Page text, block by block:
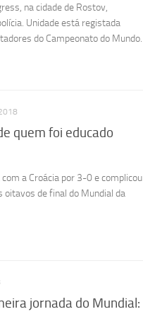
na cidade de Rostov,
Unidade está registada
do Campeonato do Mundo.
quem foi educado
a Croácia por 3-0 e complicou
oitavos de final do Mundial da
jornada do Mundial: